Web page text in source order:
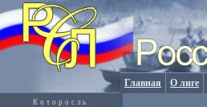
Главная О лиге
Которосль